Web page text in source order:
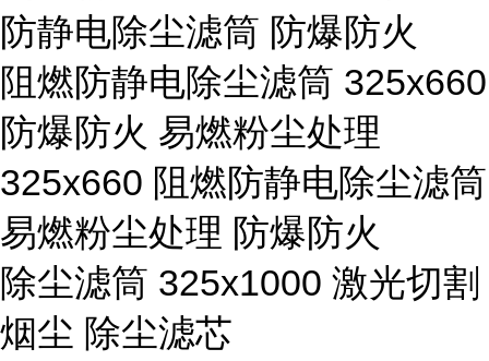
防静电除尘滤筒 防爆防火
阻燃防静电除尘滤筒 325x660
防爆防火 易燃粉尘处理
325x660 阻燃防静电除尘滤筒
易燃粉尘处理 防爆防火
除尘滤筒 325x1000 激光切割
烟尘 除尘滤芯